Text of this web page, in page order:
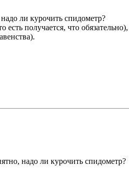
ли курочить спидометр?
получается, что
надо ли курочить спидометр?